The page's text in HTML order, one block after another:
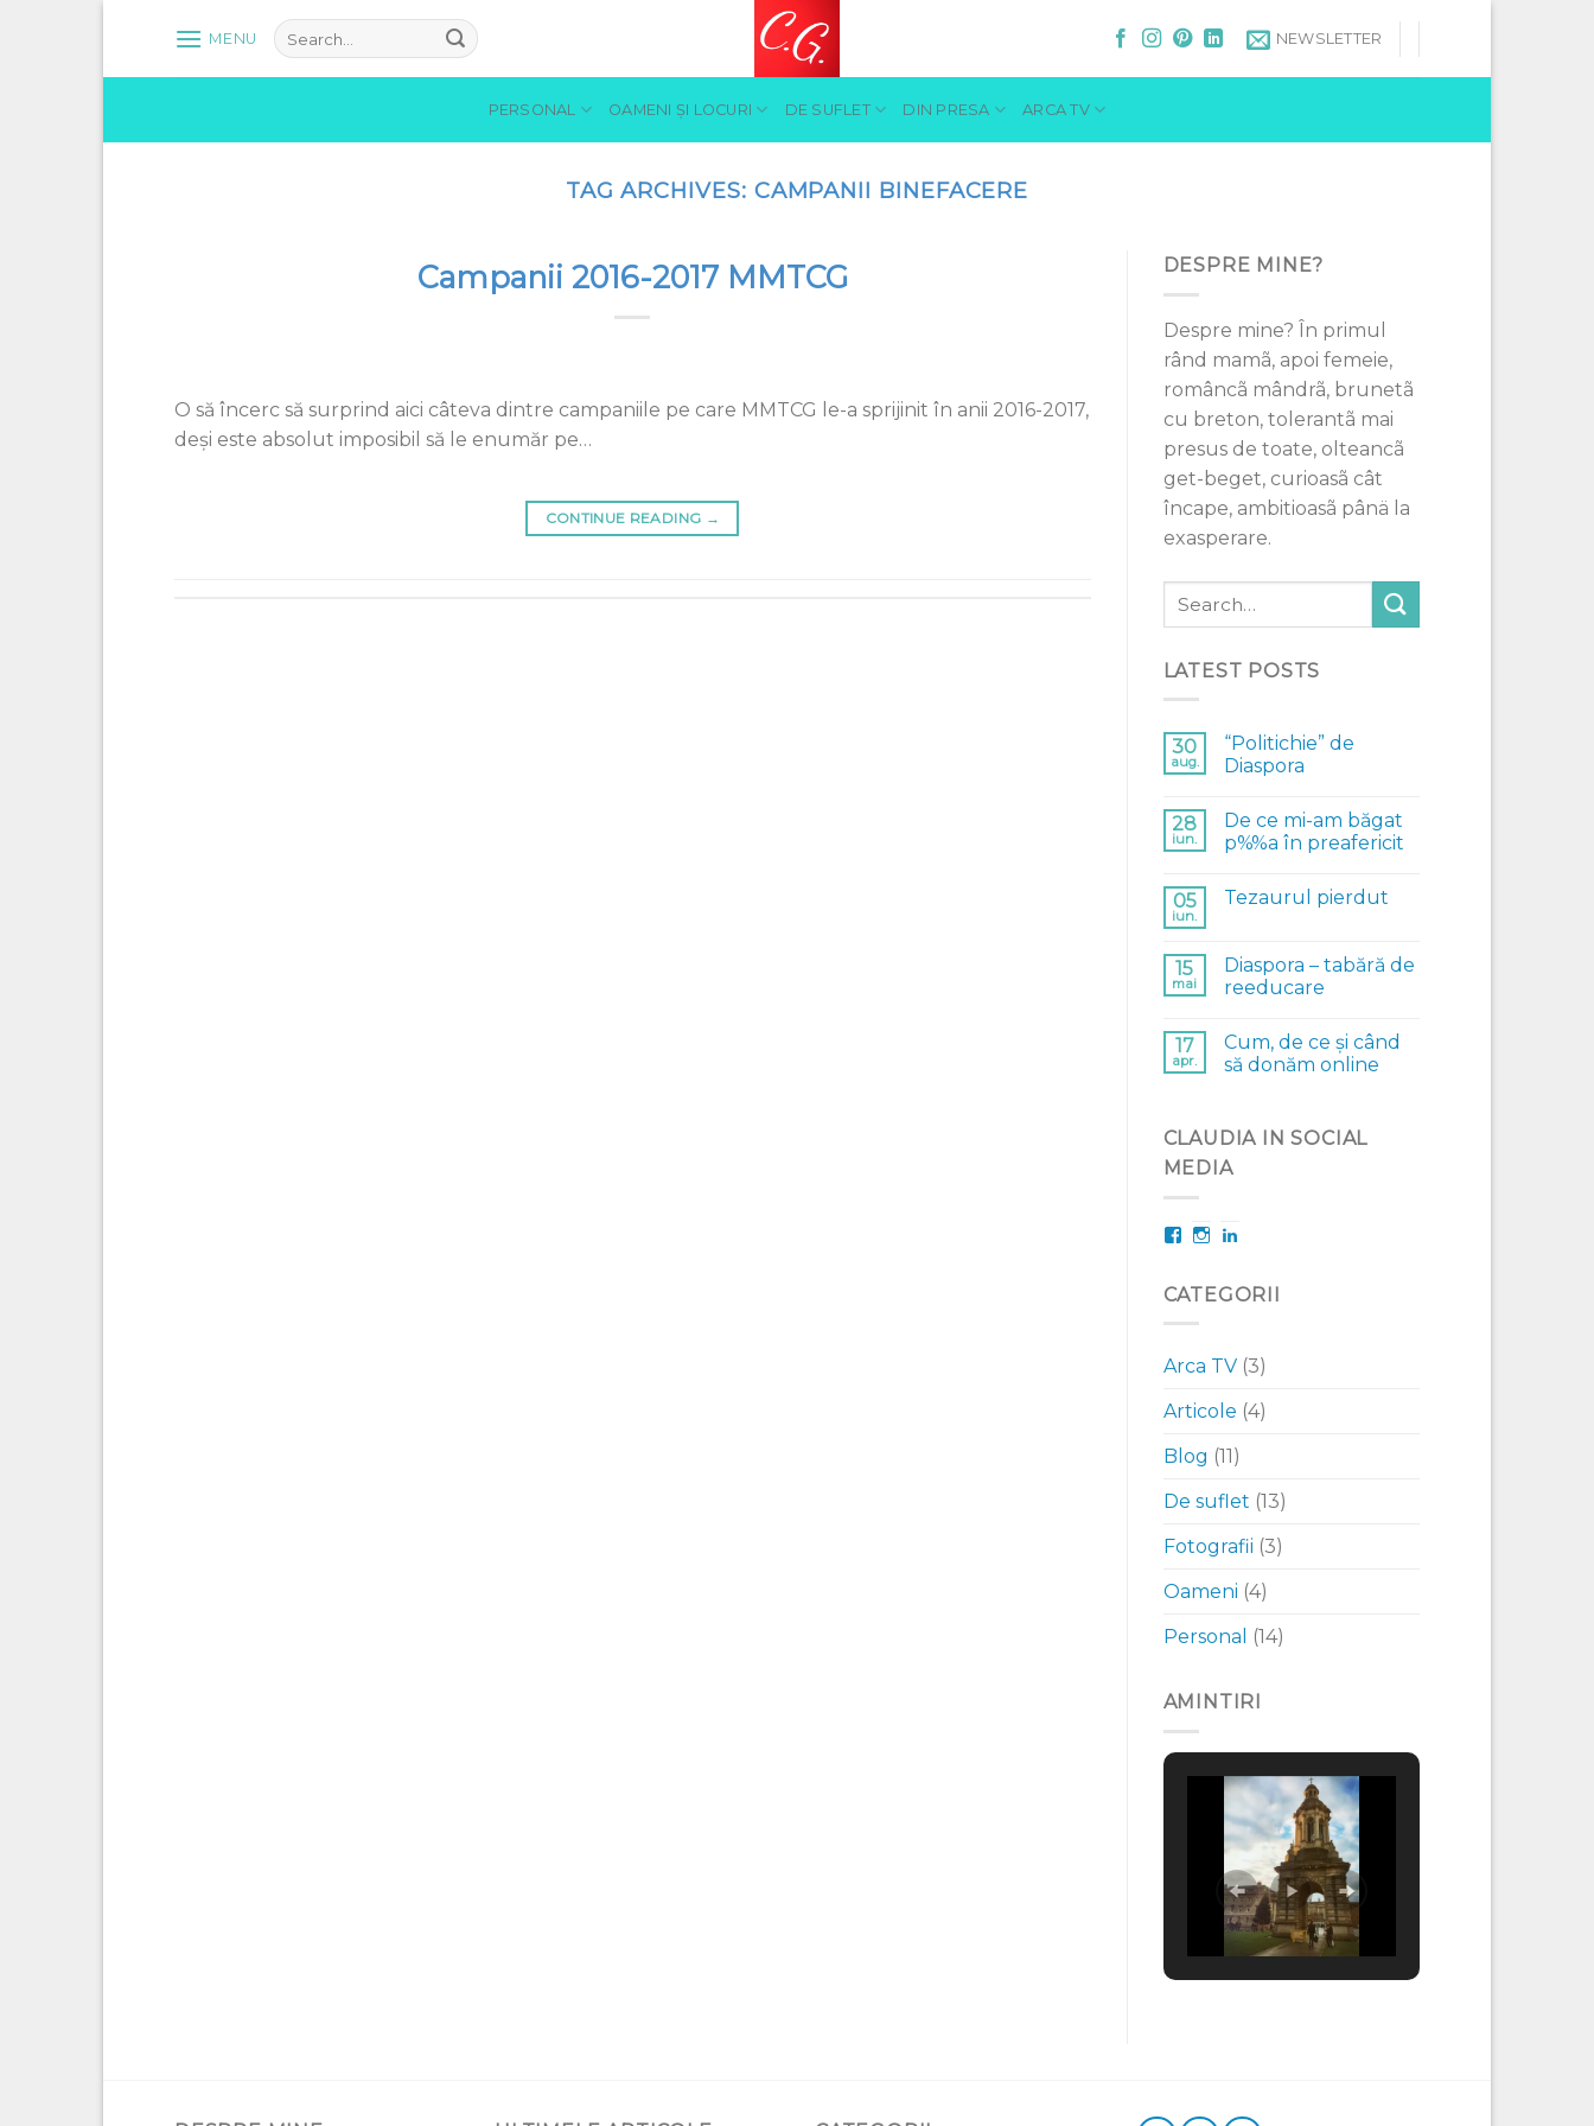
content
MENU NEWSLETTER
PERSONAL OAMENI ŞI LOCURI DE SUFLET DIN PRESA ARCA TV
TAG ARCHIVES: CAMPANII BINEFACERE
Campanii 2016-2017 MMTCG
O să încerc să surprind aici câteva dintre campaniile pe care MMTCG le-a sprijinit în anii 2016-2017,
deşi este absolut imposibil să le enumăr pe…
CONTINUE READING →
DESPRE MINE?
Despre mine? În primul
rând mamã, apoi femeie,
româncã mândrã, brunetã
cu breton, tolerantã mai
presus de toate, olteancã
get-beget, curioasã cât
încape, ambitioasã pânä la
exasperare.
LATEST POSTS
30
aug.
“Politichie” de
Diaspora
28
iun.
De ce mi-am băgat
p%%a în preafericit
05
iun.
Tezaurul pierdut
15
mai
Diaspora – tabără de
reeducare
17
apr.
Cum, de ce și când
să donăm online
CLAUDIA IN SOCIAL
MEDIA
Facebook
Instagram
CATEGORII
Arca TV(3)
Articole (4)
Blog (11)
De suflet (13)
Fotografii (3)
Oameni (4)
Personal
(14)
AMINTIRI